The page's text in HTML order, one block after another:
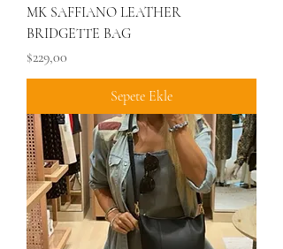
MK SAFFIANO LEATHER
BRIDGETTE BAG
Fiyat
$229,00
Sepete Ekle